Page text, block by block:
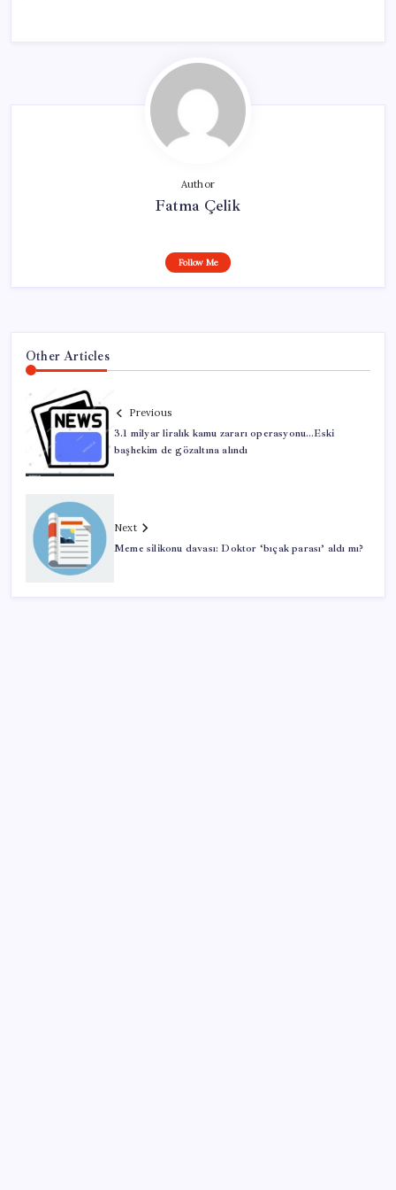
Author
Fatma Çelik
Follow Me
Other Articles
Previous
3.1 milyar liralık kamu zararı operasyonu…Eski
başhekim de gözaltına alındı
Next
Meme silikonu davası: Doktor ‘bıçak parası’ aldı mı?